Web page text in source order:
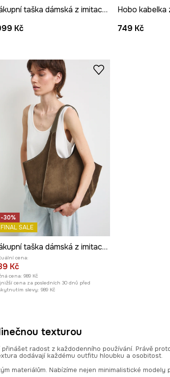
Nákupní taška dámská z imitace semiše s výšivkami
Kč
Hobo kabelka
749 Kč
-30%
FINAL SALE
Nákupní taška dámská z imitace semiše
cena:
Kč
cena: 989 Kč
cena za posledních 30 dnů před
slevy: 989 Kč
texturou
radost z každodenního používání. Právě
dodávají každému outfitu hloubku a osobitost.
materiálům. Nabízíme nejen minimalistické modely